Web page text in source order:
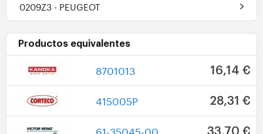
0209Z3 - PEUGEOT
Productos equivalentes
8701013 16,14 €
415005P 28,31 €
33,70 €